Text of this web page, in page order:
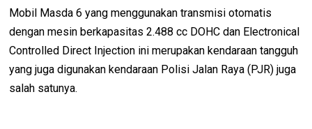
Mobil Masda 6 yang menggunakan transmisi otomatis
dengan mesin berkapasitas 2.488 cc DOHC dan Electronical
Controlled Direct Injection ini merupakan kendaraan tangguh
yang juga digunakan kendaraan Polisi Jalan Raya (PJR) juga
salah satunya.